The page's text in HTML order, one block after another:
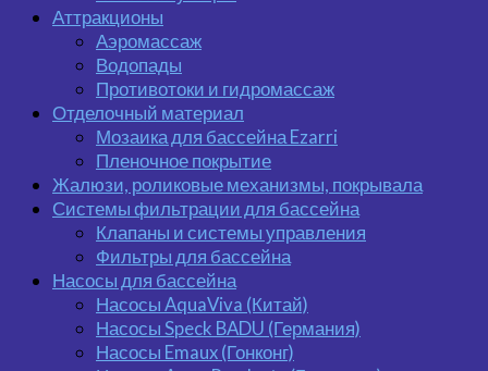
Аттракционы
Аэромассаж
Водопады
Противотоки и гидромассаж
Отделочный материал
Мозаика для бассейна Ezarri
Пленочное покрытие
Жалюзи, роликовые механизмы, покрывала
Системы фильтрации для бассейна
Клапаны и системы управления
Фильтры для бассейна
Насосы для бассейна
Насосы AquaViva (Китай)
Насосы Speck BADU (Германия)
Насосы Emaux (Гонконг)